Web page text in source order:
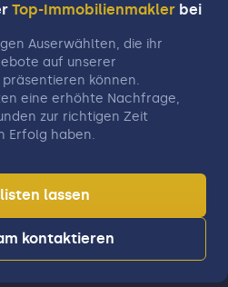
Immobilien und
bei der
Top-Immobilienmakler bei
Auserwählten, die ihr
auf unserer
können.
eine erhöhte Nachfrage,
zur richtigen Zeit
Erfolg haben.
lassen
kontaktieren